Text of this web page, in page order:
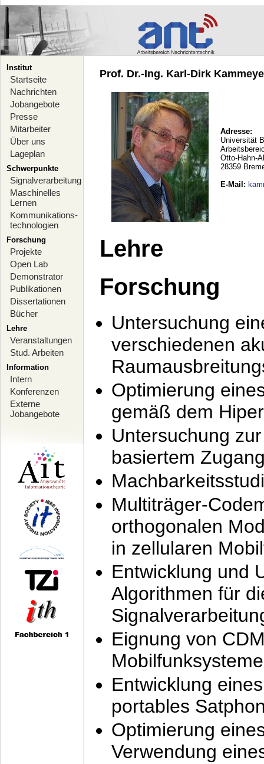
Institut
Startseite
Nachrichten
Jobangebote
Presse
Mitarbeiter
Über uns
Lageplan
Schwerpunkte
Signalverarbeitung
Maschinelles
Lernen
Kommunikations-
technologien
Forschung
Projekte
Open Lab
Demonstrator
Publikationen
Dissertationen
Bücher
Lehre
Veranstaltungen
Stud. Arbeiten
Information
Intern
Konferenzen
Externe
Jobangebote
Prof. Dr.-Ing. Karl-Dirk
Adresse:
Universität
Otto-Hahn-
28359
E-Mail :
Lehre
Forschung
Untersuchung
verschiedenen
Optimierung
gemäß dem
Untersuchung
basiertem
Multiträger-
orthogonalen
in zellularen
Entwicklung und
Algorithmen für
Eignung von
Mobilfunksysteme
Entwicklung
portables
Optimierung
Verwendung